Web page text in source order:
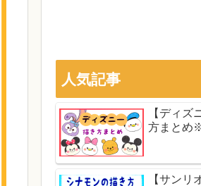
人気記事
【ディズ
方まとめ
【サンリ